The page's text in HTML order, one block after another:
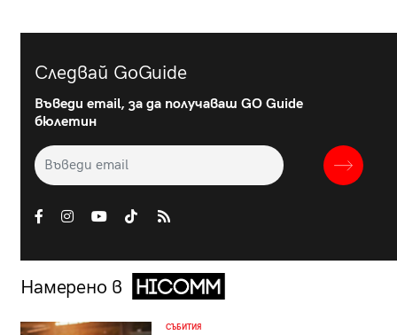
Следвай GoGuide
Въведи email, за да получаваш GO Guide
бюлетин
Намерено в
СЪБИТИЯ